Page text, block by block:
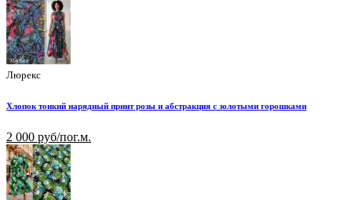
Люрекс
Хлопок тонкий нарядный принт розы и абстракция с золотыми горошками
2 000 руб/пог.м.